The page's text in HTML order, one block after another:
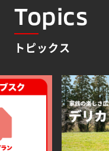
Topics
トピックス